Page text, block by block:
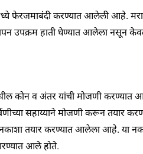
फेरजमाबंदीकरण्यात आलेली आहे.
उपक्रम हाती घेण्यात आलेला
कोन व अंतर यांची मोजणी करण्यात
सहाय्याने मोजणी करून तयार
तयार करण्यात आलेला आहे. या
आले होते.